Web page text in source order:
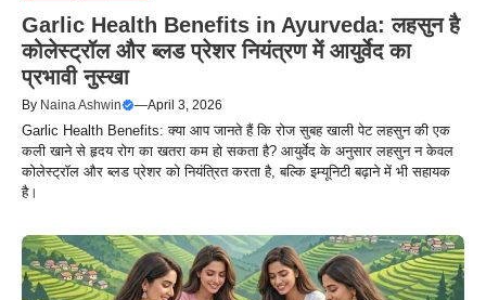
Garlic Health Benefits in Ayurveda: लहसुन है
कोलेस्ट्रॉल और ब्लड प्रेशर नियंत्रण में आयुर्वेद का
प्रभावी नुस्खा
By Naina Ashwin —April 3, 2026
Garlic Health Benefits: क्या आप जानते हैं कि रोज सुबह खाली पेट लहसुन की एक
कली खाने से हृदय रोग का खतरा कम हो सकता है? आयुर्वेद के अनुसार लहसुन न केवल
कोलेस्ट्रॉल और ब्लड प्रेशर को नियंत्रित करता है, बल्कि इम्यूनिटी बढ़ाने में भी सहायक
है।